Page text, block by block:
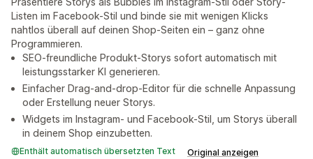
Listen im Facebook-Stil und binde sie mit wenigen Klicks
nahtlos überall auf deinen Shop-Seiten ein – ganz ohne
Programmieren.
SEO-freundliche Produkt-Storys sofort automatisch mit
leistungsstarker KI generieren.
Einfacher Drag-and-drop-Editor für die schnelle Anpassung
oder Erstellung neuer Storys.
Widgets im Instagram- und Facebook-Stil, um Storys überall
in deinem Shop einzubetten.
Enthält automatisch übersetzten Text Original anzeigen